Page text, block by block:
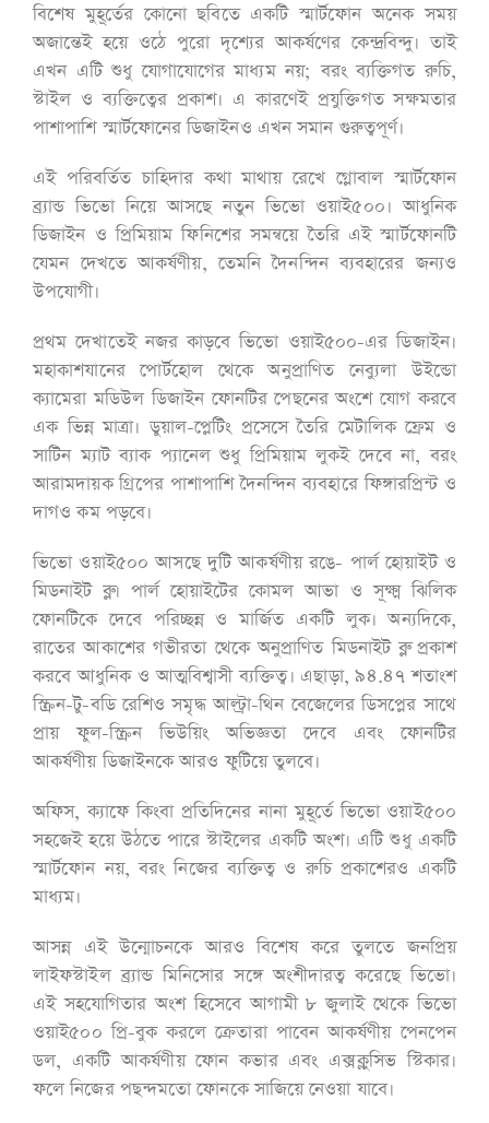
বিশেষ মুহূর্তের কোনো ছবিতে একটি স্মার্টফোন অনেক সময়
অজান্তেই হয়ে ওঠে পুরো দৃশ্যের আকর্ষণের কেন্দ্রবিন্দু। তাই
এখন এটি শুধু যোগাযোগের মাধ্যম নয়; বরং ব্যক্তিগত রুচি,
স্টাইল ও ব্যক্তিত্বের প্রকাশ। এ কারণেই প্রযুক্তিগত সক্ষমতার
পাশাপাশি স্মার্টফোনের ডিজাইনও এখন সমান গুরুত্বপূর্ণ।
এই পরিবর্তিত চাহিদার কথা মাথায় রেখে গ্লোবাল স্মার্টফোন
ব্র্যান্ড ভিভো নিয়ে আসছে নতুন ভিভো ওয়াই৫০০। আধুনিক
ডিজাইন ও প্রিমিয়াম ফিনিশের সমন্বয়ে তৈরি এই স্মার্টফোনটি
যেমন দেখতে আকর্ষণীয়, তেমনি দৈনন্দিন ব্যবহারের জন্যও
উপযোগী।
প্রথম দেখাতেই নজর কাড়বে ভিভো ওয়াই৫০০-এর ডিজাইন।
মহাকাশযানের পোর্টহোল থেকে অনুপ্রাণিত নেব্যুলা উইন্ডো
ক্যামেরা মডিউল ডিজাইন ফোনটির পেছনের অংশে যোগ করবে
এক ভিন্ন মাত্রা। ডুয়াল-প্লেটিং প্রসেসে তৈরি মেটালিক ফ্রেম ও
সাটিন ম্যাট ব্যাক প্যানেল শুধু প্রিমিয়াম লুকই দেবে না, বরং
আরামদায়ক গ্রিপের পাশাপাশি দৈনন্দিন ব্যবহারে ফিঙ্গারপ্রিন্ট ও
দাগও কম পড়বে।
ভিভো ওয়াই৫০০ আসছে দুটি আকর্ষণীয় রঙে- পার্ল হোয়াইট ও
মিডনাইট ব্লু। পার্ল হোয়াইটের কোমল আভা ও সূক্ষ্ম ঝিলিক
ফোনটিকে দেবে পরিচ্ছন্ন ও মার্জিত একটি লুক। অন্যদিকে,
রাতের আকাশের গভীরতা থেকে অনুপ্রাণিত মিডনাইট ব্লু প্রকাশ
করবে আধুনিক ও আত্মবিশ্বাসী ব্যক্তিত্ব। এছাড়া, ৯৪.৪৭ শতাংশ
স্ক্রিন-টু-বডি রেশিও সমৃদ্ধ আল্ট্রা-থিন বেজেলের ডিসপ্লের সাথে
প্রায় ফুল-স্ক্রিন ভিউয়িং অভিজ্ঞতা দেবে এবং ফোনটির
আকর্ষণীয় ডিজাইনকে আরও ফুটিয়ে তুলবে।
অফিস, ক্যাফে কিংবা প্রতিদিনের নানা মুহূর্তে ভিভো ওয়াই৫০০
সহজেই হয়ে উঠতে পারে স্টাইলের একটি অংশ। এটি শুধু একটি
স্মার্টফোন নয়, বরং নিজের ব্যক্তিত্ব ও রুচি প্রকাশেরও একটি
মাধ্যম।
আসন্ন এই উন্মোচনকে আরও বিশেষ করে তুলতে জনপ্রিয়
লাইফস্টাইল ব্র্যান্ড মিনিসোর সঙ্গে অংশীদারত্ব করেছে ভিভো।
এই সহযোগিতার অংশ হিসেবে আগামী ৮ জুলাই থেকে ভিভো
ওয়াই৫০০ প্রি-বুক করলে ক্রেতারা পাবেন আকর্ষণীয় পেনপেন
ডল, একটি আকর্ষণীয় ফোন কভার এবং এক্সক্লুসিভ স্টিকার।
ফলে নিজের পছন্দমতো ফোনকে সাজিয়ে নেওয়া যাবে।